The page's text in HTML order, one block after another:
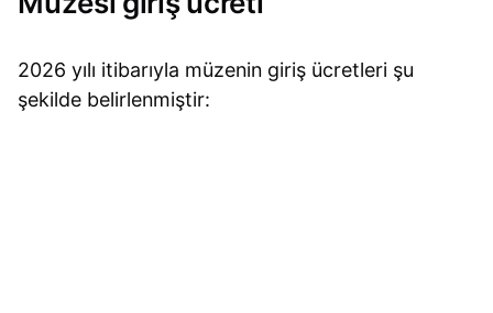
2026 yılı itibarıyla müzenin giriş ücretleri şu
şekilde belirlenmiştir: